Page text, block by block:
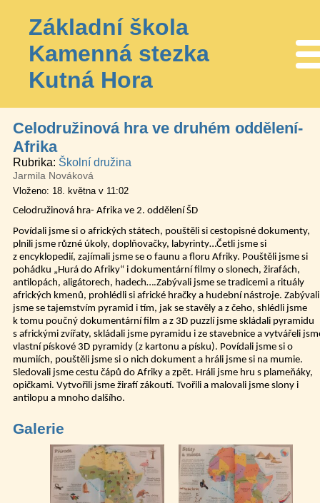
Základní škola
Kamenná stezka
Kutná Hora
Celodružinová hra ve druhém oddělení-
Afrika
Rubrika Školní družina
Jarmila Nováková
Vloženo: 18. května v 11:02
Celodružinová hra- Afrika ve 2. oddělení ŠD
Povídali jsme si o afrických státech, pouštěli si cestopisné dokumenty,
plnili jsme různé úkoly, doplňovačky, labyrinty…Četli jsme si
z encyklopedií, zajímali jsme se o faunu a floru Afriky. Pouštěli jsme si
pohádku „Hurá do Afriky“ i dokumentární filmy o slonech, žirafách,
antilopách, aligátorech, hadech….Zabývali jsme se tradicemi a rituály
afrických kmenů, prohlédli si africké hračky a hudební nástroje. Zabývali
jsme se tajemstvím pyramid i tím, jak se stavěly a z čeho, shlédli jsme
k tomu poučný dokumentární film a z 3D puzzlí jsme skládali pyramidu
s africkými zvířaty, skládali jsme pyramidu i ze stavebnice a vytvářeli
vlastní pískové 3D pyramidy (z kartonu a písku). Povídali jsme si o
mumiích, pouštěli jsme si o nich dokument a hráli jsme si na mumie.
Sledovali jsme cestu čápů do Afriky a zpět. Hráli jsme hru s plameňáky,
opičkami. Vytvořili jsme žirafí zákoutí. Tvořili a malovali jsme slony i
antilopu a mnoho dalšího.
Galerie